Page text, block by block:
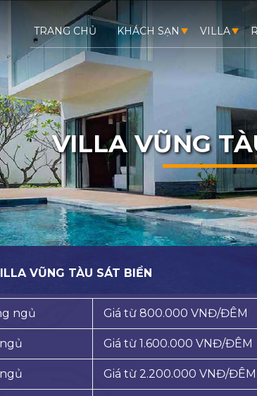
TRANG CHỦ KHÁCH SẠN VILLA
VILLA VŨNG
VŨNG TÀU SÁT BIỂN
ngủ Giá từ 800.000 VNĐ/ĐÊM
Giá từ 1.600.000 VNĐ/ĐÊM
Giá từ 2.200.000 VNĐ/ĐÊM